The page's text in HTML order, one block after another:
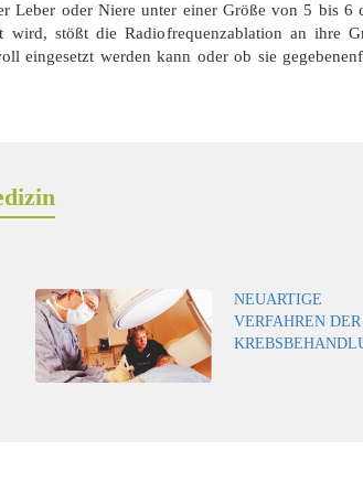
Leber oder Niere unter einer Größe von 5 bis
stößt die Radiofrequenzablation an ihre
eingesetzt werden kann oder ob sie
NEUARTIGE
VERFAHREN DER